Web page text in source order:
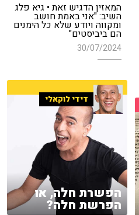
המאזין הדגיש זאת • גיא פלג
השיב: "אני באמת חושב
ומקווה ויודע שלא כל הימנים
הם ביביסטים"
30/07/2024
דידי לוקאלי
הפשרת חלה, או
הפרשת חלה?